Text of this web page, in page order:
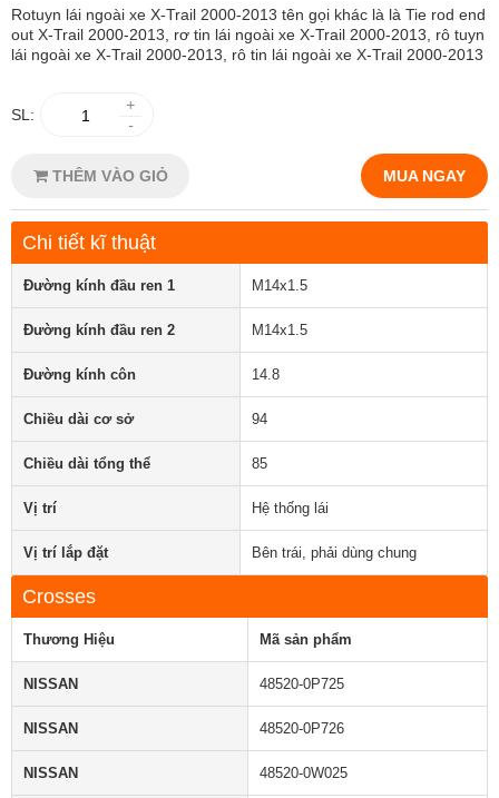
Rotuyn lái ngoài xe X-Trail 2000-2013 tên gọi khác là là Tie rod end
out X-Trail 2000-2013, rơ tin lái ngoài xe X-Trail 2000-2013, rô tuyn
lái ngoài xe X-Trail 2000-2013, rô tin lái ngoài xe X-Trail 2000-2013
SL:
+
-
THÊM VÀO GIỎ MUA NGAY
Chi tiết kĩ thuật
Đường kính đầu ren 1 M14x1.5
Đường kính đầu ren 2 M14x1.5
Đường kính côn 14.8
Chiều dài cơ sở 94
Chiều dài tổng thể 85
Vị trí Hệ thống lái
Vị trí lắp đặt Bên trái, phải dùng chung
Crosses
Thương Hiệu Mã sản phẩm
NISSAN 48520-0P725
NISSAN 48520-0P726
NISSAN 48520-0W025